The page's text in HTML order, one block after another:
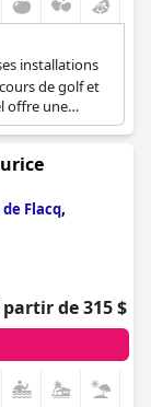
installations
de golf et
offre une
entretenus
de Flacq,
partir de 315 $